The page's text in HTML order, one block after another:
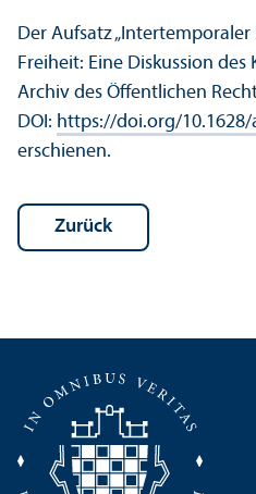
Der Aufsatz
Freiheit: Eine Diskussion des
Archiv des Öffentlichen
DOI: https://doi.org/10.1628/
erschienen.
Zurück